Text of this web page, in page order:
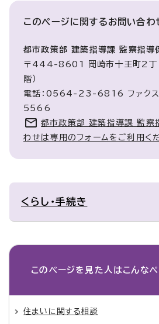
このページに関するお問い合わ
都市政策部 建築指導課 監察指導
〒444-8601 岡崎市十王町2丁
階）
電話：0564-23-6816 ファク
5566
都市政策部 建築指導課 監察
わせは専用のフォームをご利用く
くらし・手続き
このページを見た人は こんな
住まいに関する相談